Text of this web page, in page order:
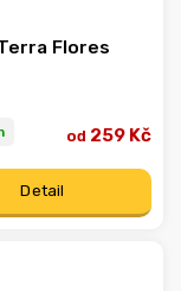
Flores
od 259 Kč
Detail